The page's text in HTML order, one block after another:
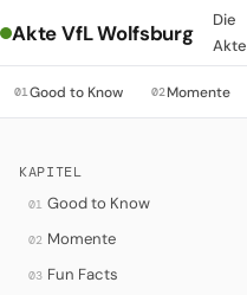
Akte VfL Wolfsburg
Die
Akte
01Good to Know 02Momente
KAPITEL
01 Good to Know
02 Momente
03 Fun Facts